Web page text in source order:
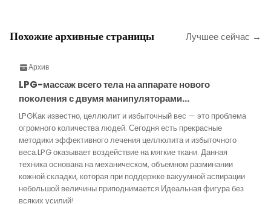
Похожие архивные страницы Лучшее сейчас →
Архив
LPG-массаж всего тела на аппарате нового
поколения с двумя манипуляторами…
LPGКак известно, целлюлит и избыточный вес — это проблема
огромного количества людей. Сегодня есть прекрасные
методики эффективного лечения целлюлита и избыточного
веса.LPG оказывает воздействие на мягкие ткани. Данная
техника основана на механическом, объемном разминании
кожной складки, которая при поддержке вакуумной аспирации
небольшой величины приподнимается.Идеальная фигура без
всяких усилий!